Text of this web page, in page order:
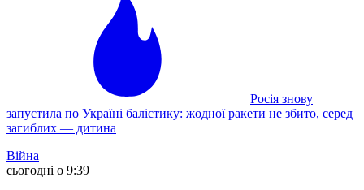
Росія знову
запустила по Україні балістику: жодної ракети не збито, серед
загиблих — дитина
Війна
сьогодні о 9:39